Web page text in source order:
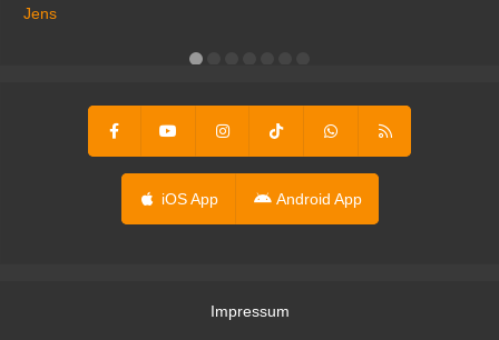
Jens
iOS App Android App
Impressum